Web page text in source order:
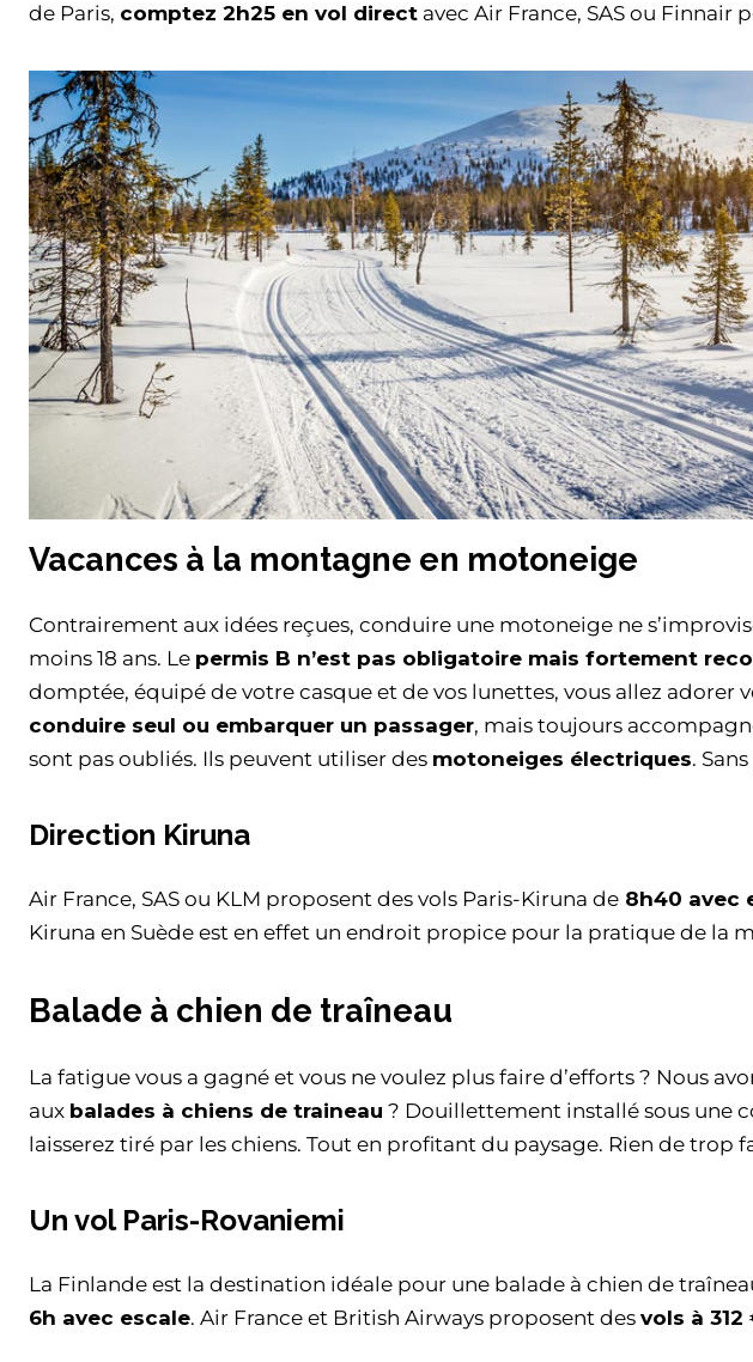
de Paris, comptez 2h25 en vol direct avec Air France, SAS ou Finnair
Vacances à la montagne en motoneige
Contrairement aux idées reçues, conduire une motoneige ne
moins 18 ans. Le permis B n’est pas obligatoire mais fortement
domptée, équipé de votre casque et de vos lunettes, vous allez adorer
conduire seul ou embarquer un passager, mais toujours
sont pas oubliés. Ils peuvent utiliser des motoneiges électriques.
Direction Kiruna
Air France, SAS ou KLM proposent des vols Paris-Kiruna de 8h40 avec
Kiruna en Suède est en effet un endroit propice pour la pratique de la
Balade à chien de traîneau
La fatigue vous a gagné et vous ne voulez plus faire d’efforts ? Nous
aux balades à chiens de traineau ? Douillettement installé sous une
laisserez tiré par les chiens. Tout en profitant du paysage. Rien de trop
Un vol Paris-Rovaniemi
La Finlande est la destination idéale pour une balade à chien de
6h avec escale. Air France et British Airways proposent des vols à